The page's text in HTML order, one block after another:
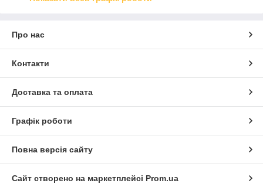
Про нас
Контакти
Доставка та оплата
Графік роботи
Повна версія сайту
Сайт створено на маркетплейсі Prom.ua